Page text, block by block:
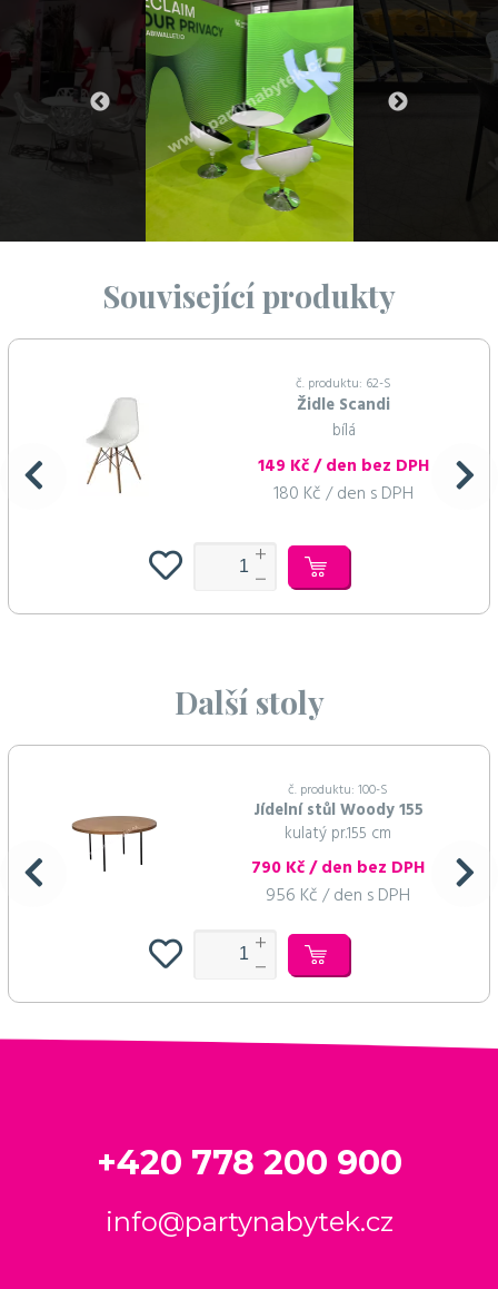
Související produkty
č. produktu: 62-S
Židle Scandi
bílá
149 Kč / den bez DPH
180 Kč / den s DPH
Další stoly
č. produktu: 100-S
Jídelní stůl Woody 155
kulatý pr.155 cm
790 Kč / den bez DPH
956 Kč / den s DPH
+420 778 200 900
info@partynabytek.cz